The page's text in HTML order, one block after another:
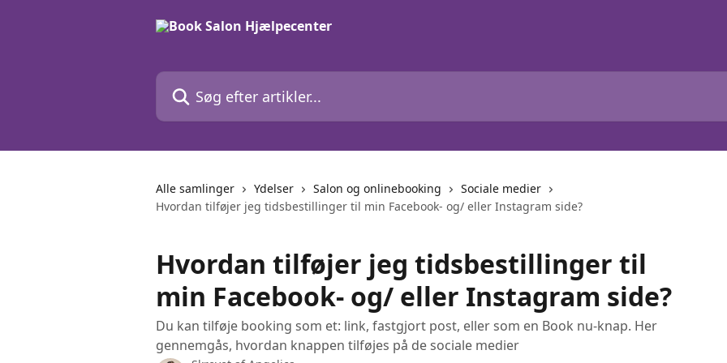
Søg efter artikler...
Alle samlinger Ydelser Salon og onlinebooking
Sociale medier
Hvordan tilføjer jeg tidsbestillinger til min Facebook- og/ eller Instagram side?
Hvordan tilføjer jeg tidsbestillinger til
min Facebook- og/ eller Instagram side?
Du kan tilføje booking som et: link, fastgjort post, eller som en Book nu-knap. Her
gennemgås, hvordan knappen tilføjes på de sociale medier